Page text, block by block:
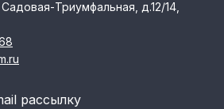
Триумфальная, д.12/14,
рассылку